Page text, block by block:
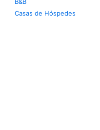
Casas de Hóspedes